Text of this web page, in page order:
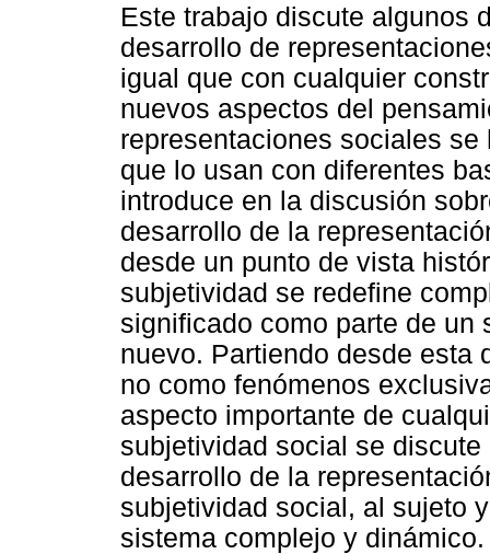
Este trabajo discute algunos
desarrollo de
igual que con cualquier
nuevos aspectos del
representaciones sociales
que lo usan con diferentes
introduce en la discusión
desarrollo de la
desde un punto de vista
subjetividad se redefine
significado como parte de un
nuevo. Partiendo desde esta
no como fenómenos
aspecto importante de
subjetividad social se
desarrollo de la
subjetividad social, al sujeto
sistema complejo y dinámico.